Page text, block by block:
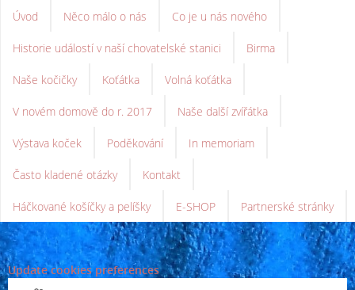
Úvod Něco málo o nás Co je u nás nového
Historie událostí v naší chovatelské stanici Birma
Naše kočičky Koťátka Volná koťátka
V novém domově do r. 2017 Naše další zvířátka
Výstava koček Poděkování In memoriam
Často kladené otázky Kontakt
Háčkované košíčky a pelíšky E-SHOP Partnerské stránky
Update cookies preferences